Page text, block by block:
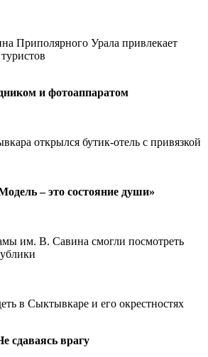
Приполярного Урала привлекает
и фотоаппаратом
открылся бутик-отель с привязкой
– это состояние души»
им. В. Савина смогли посмотреть
в Сыктывкаре и его окрестностях
сдаваясь врагу